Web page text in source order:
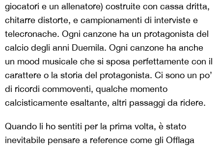
giocatori e un allenatore) costruite con cassa dritta,
chitarre distorte, e campionamenti di interviste e
telecronache. Ogni canzone ha un protagonista del
calcio degli anni Duemila. Ogni canzone ha anche
un mood musicale che si sposa perfettamente con il
carattere o la storia del protagonista. Ci sono un po’
di ricordi commoventi, qualche momento
calcisticamente esaltante, altri passaggi da ridere.
Quando li ho sentiti per la prima volta, è stato
inevitabile pensare a reference come gli Offlaga